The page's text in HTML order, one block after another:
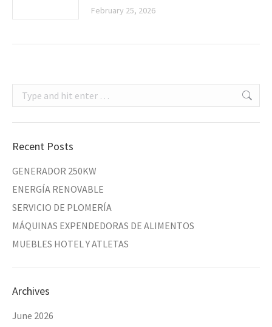
February 25, 2026
Search:
Recent Posts
GENERADOR 250KW
ENERGÍA RENOVABLE
SERVICIO DE PLOMERÍA
MÁQUINAS EXPENDEDORAS DE ALIMENTOS
MUEBLES HOTEL Y ATLETAS
Archives
June 2026